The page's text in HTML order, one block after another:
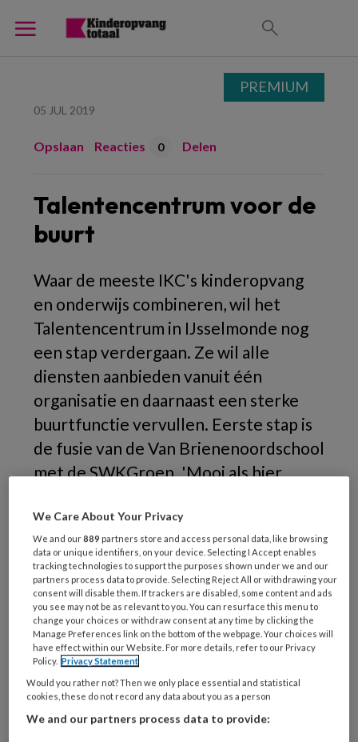
05 JUL 2019
Opslaan Reacties 0 Delen
Talentencentrum voor de
buurt
Waar de meeste IKC's kinderopvang
en onderwijs combineren, wil het
Talentencentrum in IJsselmonde nog
een stap verdergaan. Ze wil alle
diensten aanbieden vanuit één
organisatie en daarnaast een sterke
buurtfunctie vervullen. Eerste stap is
de fusie van de Van Brienenoordschool
met de SWKGroep. 'Mooi als hier
hun kleinkinderen komen schaken.'
Toen
REGISTREREN
Wil je dit artikel lezen?
Maak gratis een account aan en lees 2
artikelen gratis per maand
PREMIUM
We Care About Your Privacy
We and our889 partners store and access personal data, like browsing
data or unique identifiers, on your device. Selecting I Accept enables
tracking technologies to support the purposes shown under we and our
partners process data to provide. Selecting Reject All or withdrawing your
consent will disable them. If trackers are disabled, some content and ads
you see may not be as relevant to you. You can resurface this menu to
change your choices or withdraw consent at any time by clicking the
Manage Preferences link on the bottom of the webpage. Your choices will
have effect within our Website. For more details, refer to our Privacy
Policy. Privacy Statement
Would you rather not? Then we only place essential and statistical
cookies, these do not record any data about you as a person
We and our partners process data to provide: